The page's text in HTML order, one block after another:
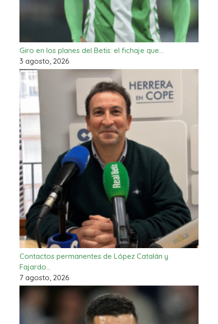
Giro en los planes del Betis: el fichaje que…
3 agosto, 2026
Contactos permanentes de López Catalán y
Fajardo…
7 agosto, 2026